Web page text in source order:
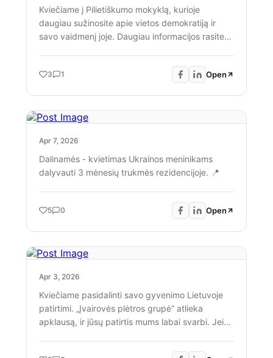
Kviečiame į Pilietiškumo mokyklą, kurioje
daugiau sužinosite apie vietos demokratiją ir
savo vaidmenį joje. Daugiau informacijos rasite
We invite you to join the Citizenship School,
event description! Register here by May 7:
3 1 Open
Apr 7, 2026
Dalinamės - kvietimas Ukrainos meninikams
dalyvauti 3 mėnesių trukmės rezidencijoje. 📍
5 0 Open
Apr 3, 2026
Kviečiame pasidalinti savo gyvenimo Lietuvoje
patirtimi. „Įvairovės plėtros grupė“ atlieka
apklausą, ir jūsų patirtis mums labai svarbi. Jei